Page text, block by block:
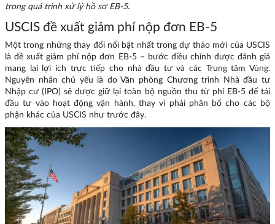
trong quá trình xử lý hồ sơ EB-5.
USCIS đề xuất giảm phí nộp đơn EB-5
Một trong những thay đổi nổi bật nhất trong dự thảo mới của USCIS
là đề xuất giảm phí nộp đơn EB-5 – bước điều chỉnh được đánh giá
mang lại lợi ích trực tiếp cho nhà đầu tư và các Trung tâm Vùng.
Nguyên nhân chủ yếu là do Văn phòng Chương trình Nhà đầu tư
Nhập cư (IPO) sẽ được giữ lại toàn bộ nguồn thu từ phí EB-5 để tái
đầu tư vào hoạt động vận hành, thay vì phải phân bổ cho các bộ
phận khác của USCIS như trước đây.